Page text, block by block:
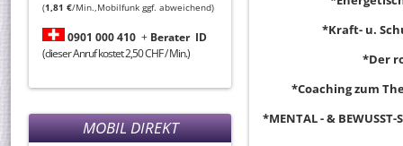
(1,81 €/Min.,Mobilfunk ggf. abweichend)
0901 000 410 + Berater ID
(dieser Anruf kostet 2,50 CHF / Min.)
MOBIL DIREKT
*Kraft- u.
*Der
*Coaching zum
*MENTAL - &